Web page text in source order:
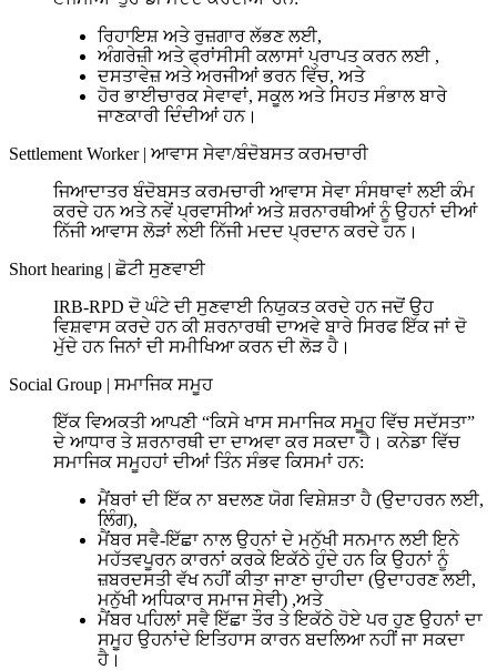
ਰਿਹਾਇਸ਼ ਅਤੇ ਰੁਜ਼ਗਾਰ ਲੱਭਣ ਲਈ,
ਅੰਗਰੇਜ਼ੀ ਅਤੇ ਫ੍ਰਾਂਸੀਸੀ ਕਲਾਸਾਂ ਪ੍ਰਾਪਤ ਕਰਨ ਲਈ ,
ਦਸਤਾਵੇਜ਼ ਅਤੇ ਅਰਜੀਆਂ ਭਰਨ ਵਿੱਚ, ਅਤੇ
ਹੋਰ ਭਾਈਚਾਰਕ ਸੇਵਾਵਾਂ, ਸਕੂਲ ਅਤੇ ਸਿਹਤ ਸੰਭਾਲ ਬਾਰੇ
ਜਾਣਕਾਰੀ ਦਿੰਦੀਆਂ ਹਨ।
Settlement Worker | ਆਵਾਸ ਸੇਵਾ/ਬੰਦੋਬਸਤ ਕਰਮਚਾਰੀ
ਜਿਆਦਾਤਰ ਬੰਦੋਬਸਤ ਕਰਮਚਾਰੀ ਆਵਾਸ ਸੇਵਾ ਸੰਸਥਾਵਾਂ ਲਈ ਕੰਮ
ਕਰਦੇ ਹਨ ਅਤੇ ਨਵੇਂ ਪ੍ਰਵਾਸੀਆਂ ਅਤੇ ਸ਼ਰਨਾਰਥੀਆਂ ਨੂੰ ਉਹਨਾਂ ਦੀਆਂ
ਨਿੱਜੀ ਆਵਾਸ ਲੋੜਾਂ ਲਈ ਨਿੱਜੀ ਮਦਦ ਪ੍ਰਦਾਨ ਕਰਦੇ ਹਨ।
Short hearing | ਛੋਟੀ ਸੁਣਵਾਈ
IRB-RPD ਦੋ ਘੰਟੇ ਦੀ ਸੁਣਵਾਈ ਨਿਯੁਕਤ ਕਰਦੇ ਹਨ ਜਦੋਂ ਉਹ
ਵਿਸ਼ਵਾਸ ਕਰਦੇ ਹਨ ਕੀ ਸ਼ਰਨਾਰਥੀ ਦਾਅਵੇ ਬਾਰੇ ਸਿਰਫ ਇੱਕ ਜਾਂ ਦੋ
ਮੁੱਦੇ ਹਨ ਜਿਨਾਂ ਦੀ ਸਮੀਖਿਆ ਕਰਨ ਦੀ ਲੋੜ ਹੈ।
Social Group | ਸਮਾਜਿਕ ਸਮੂਹ
ਇੱਕ ਵਿਅਕਤੀ ਆਪਣੀ “ਕਿਸੇ ਖਾਸ ਸਮਾਜਿਕ ਸਮੂਹ ਵਿੱਚ ਸਦੱਸਤਾ”
ਦੇ ਆਧਾਰ ਤੇ ਸ਼ਰਨਾਰਥੀ ਦਾ ਦਾਅਵਾ ਕਰ ਸਕਦਾ ਹੈ। ਕਨੇਡਾ ਵਿੱਚ
ਸਮਾਜਿਕ ਸਮੂਹਹਾਂ ਦੀਆਂ ਤਿੰਨ ਸੰਭਵ ਕਿਸਮਾਂ ਹਨ:
ਮੈਂਬਰਾਂ ਦੀ ਇੱਕ ਨਾ ਬਦਲਣ ਯੋਗ ਵਿਸ਼ੇਸ਼ਤਾ ਹੈ (ਉਦਾਹਰਨ ਲਈ,
ਲਿੰਗ),
ਮੈਂਬਰ ਸਵੈ-ਇੱਛਾ ਨਾਲ ਉਹਨਾਂ ਦੇ ਮਨੁੱਖੀ ਸਨਮਾਨ ਲਈ ਇਨੇ
ਮਹੱਤਵਪੂਰਨ ਕਾਰਨਾਂ ਕਰਕੇ ਇਕੱਠੇ ਹੁੰਦੇ ਹਨ ਕਿ ਉਹਨਾਂ ਨੂੰ
ਜ਼ਬਰਦਸਤੀ ਵੱਖ ਨਹੀਂ ਕੀਤਾ ਜਾਣਾ ਚਾਹੀਦਾ (ਉਦਾਹਰਣ ਲਈ,
ਮਨੁੱਖੀ ਅਧਿਕਾਰ ਸਮਾਜ ਸੇਵੀ) ,ਅਤੇ
ਮੈਂਬਰ ਪਹਿਲਾਂ ਸਵੈ ਇੱਛਾ ਤੌਰ ਤੇ ਇਕੱਠੇ ਹੋਏ ਪਰ ਹੁਣ ਉਹਨਾਂ ਦਾ
ਸਮੂਹ ਉਹਨਾਂਦੇ ਇਤਿਹਾਸ ਕਾਰਨ ਬਦਲਿਆ ਨਹੀਂ ਜਾ ਸਕਦਾ
ਹੈ।